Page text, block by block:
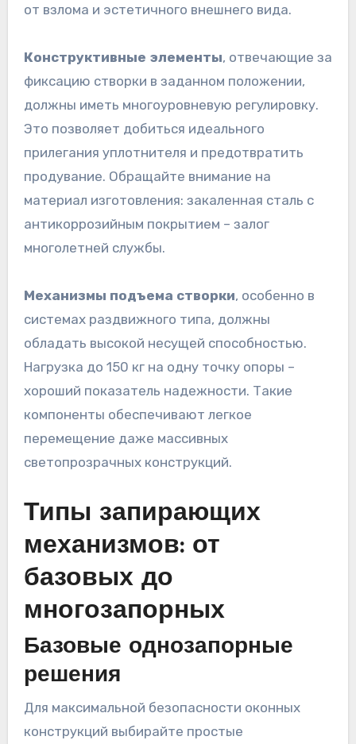
от взлома и эстетичного внешнего вида.
Конструктивные элементы, отвечающие за
фиксацию створки в заданном положении,
должны иметь многоуровневую регулировку.
Это позволяет добиться идеального
прилегания уплотнителя и предотвратить
продувание. Обращайте внимание на
материал изготовления: закаленная сталь с
антикоррозийным покрытием – залог
многолетней службы.
Механизмы подъема створки, особенно в
системах раздвижного типа, должны
обладать высокой несущей способностью.
Нагрузка до 150 кг на одну точку опоры –
хороший показатель надежности. Такие
компоненты обеспечивают легкое
перемещение даже массивных
светопрозрачных конструкций.
Типы запирающих
механизмов: от
базовых до
многозапорных
Базовые однозапорные
решения
Для максимальной безопасности оконных
конструкций выбирайте простые